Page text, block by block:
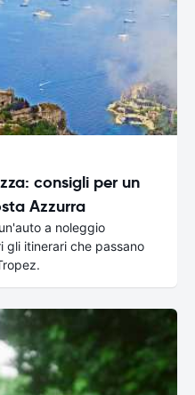
consigli per un
Azzurra
a noleggio
gli itinerari che passano